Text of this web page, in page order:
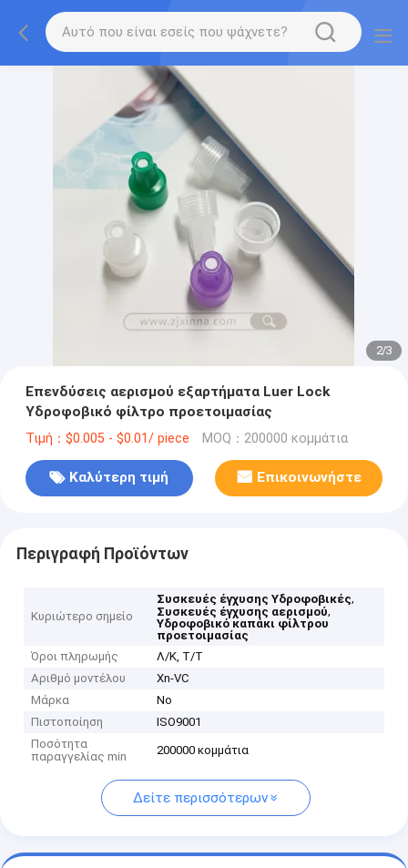
2/3
Επενδύσεις αερισμού εξαρτήματα Luer Lock
Υδροφοβικό φίλτρο προετοιμασίας
Τιμή：$0.005 - $0.01/ piece MOQ：200000 κομμάτια
Καλύτερη τιμή Επικοινωνήστε
Περιγραφή Προϊόντων
Κυριώτερο σημείο
Συσκευές έγχυσης Υδροφοβικές,
Συσκευές έγχυσης αερισμού,
Υδροφοβικό καπάκι φίλτρου
προετοιμασίας
Όροι πληρωμής
Λ/Κ, Τ/Τ
Αριθμό μοντέλου
Xn-VC
Μάρκα
No
Πιστοποίηση
ISO9001
Ποσότητα
παραγγελίας min
200000 κομμάτια
Δείτε περισσότερων